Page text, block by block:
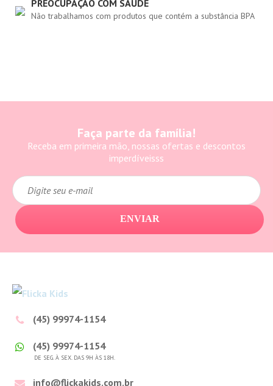
PREOCUPAÇÃO COM SAÚDE
Não trabalhamos com produtos que contém a substância BPA
Faça parte da família!
Receba em primeira mão, nossas ofertas e descontos
imperdíveisss
ENVIAR
(45) 99974-1154
(45) 99974-1154
DE SEG. À SEX. DAS 9H ÀS 18H.
info@flickakids.com.br